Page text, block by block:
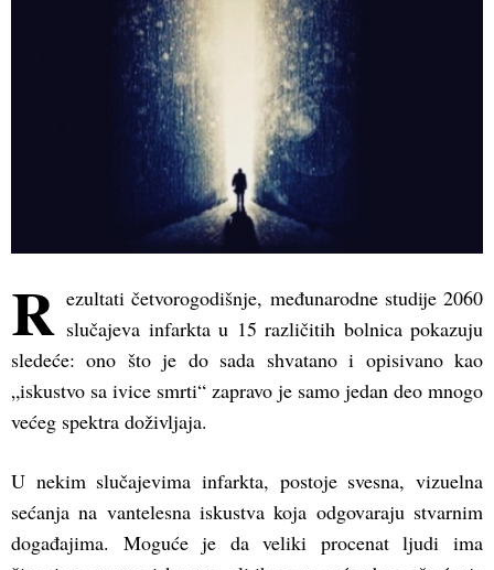
R ezultati četvorogodišnje, međunarodne studije 2060
slučajeva infarkta u 15 različitih bolnica pokazuju
sledeće: ono što je do sada shvatano i opisivano kao
„iskustvo sa ivice smrti“ zapravo je samo jedan deo mnogo
većeg spektra doživljaja.
U nekim slučajevima infarkta, postoje svesna, vizuelna
sećanja na vantelesna iskustva koja odgovaraju stvarnim
događajima. Moguće je da veliki procenat ljudi ima